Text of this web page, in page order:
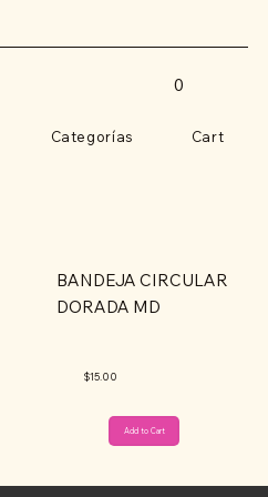
Categorías Cart
0
Add to Cart
BANDEJA CIRCULAR
DORADA MD
$15.00